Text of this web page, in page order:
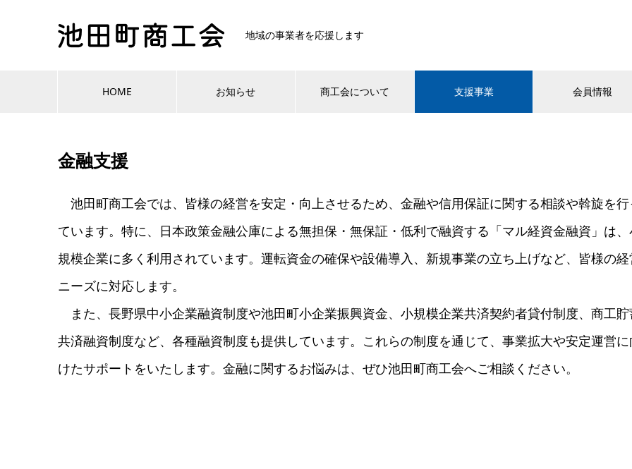
地域の事業者を応援します
HOME お知らせ 商工会について 支援事業 会員情報
金融支援
池田町商工会では、皆様の経営を安定・向上させるため、金融や信用保証に関する相談や斡旋を
ています。特に、日本政策金融公庫による無担保・無保証・低利で融資する「マル経資金融資」は
規模企業に多く利用されています。運転資金の確保や設備導入、新規事業の立ち上げなど、皆様の
ニーズに対応します。
また、長野県中小企業融資制度や池田町小企業振興資金、小規模企業共済契約者貸付制度、商工
共済融資制度など、各種融資制度も提供しています。これらの制度を通じて、事業拡大や安定運営
けたサポートをいたします。金融に関するお悩みは、ぜひ池田町商工会へご相談ください。